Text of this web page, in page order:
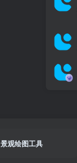
景观绘图工具